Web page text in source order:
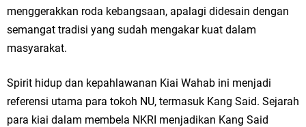
menggerakkan roda kebangsaan, apalagi didesain dengan
semangat tradisi yang sudah mengakar kuat dalam
masyarakat.
Spirit hidup dan kepahlawanan Kiai Wahab ini menjadi
referensi utama para tokoh NU, termasuk Kang Said. Sejarah
para kiai dalam membela NKRI menjadikan Kang Said